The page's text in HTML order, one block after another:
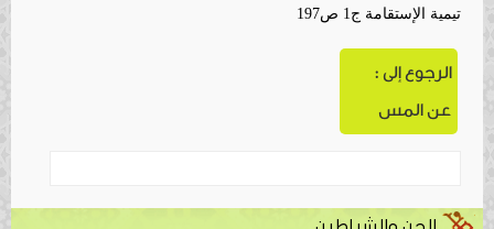
تيمية الإستقامة ج1 ص197
الرجوع إلى :
عن المس